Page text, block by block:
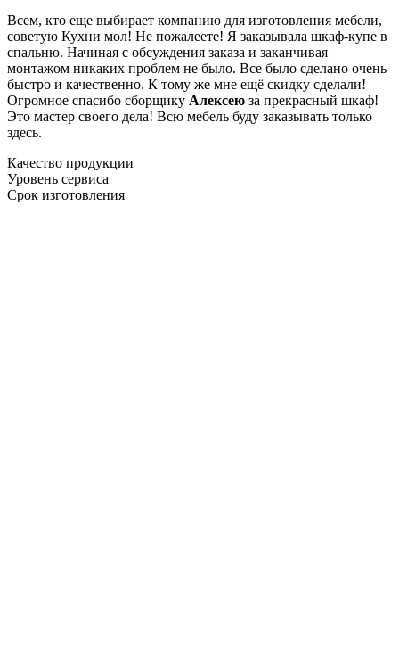
Всем, кто еще выбирает компанию для изготовления мебели,
советую Кухни мол! Не пожалеете! Я заказывала шкаф-купе в
спальню. Начиная с обсуждения заказа и заканчивая
монтажом никаких проблем не было. Все было сделано очень
быстро и качественно. К тому же мне ещё скидку сделали!
Огромное спасибо сборщику Алексею за прекрасный шкаф!
Это мастер своего дела! Всю мебель буду заказывать только
здесь.
Качество продукции
Уровень сервиса
Срок изготовления